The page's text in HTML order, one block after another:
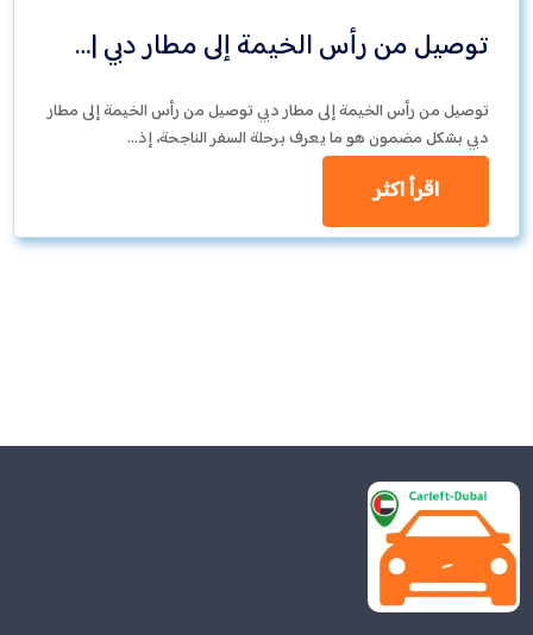
توصيل من رأس الخيمة إلى مطار دبي |…
توصيل من رأس الخيمة إلى مطار دبي توصيل من رأس الخيمة إلى مطار
دبي بشكل مضمون هو ما يعرف برحلة السفر الناجحة، إذ…
اقرأ اكثر